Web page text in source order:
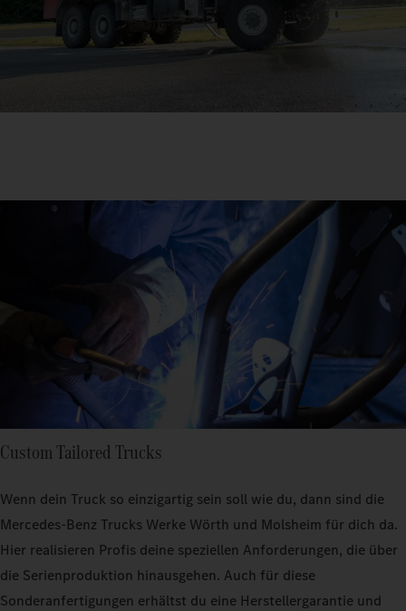
Custom Tailored Trucks
Wenn dein Truck so einzigartig sein soll wie du, dann sind die
Mercedes‑Benz Trucks Werke Wörth und Molsheim für dich da.
Hier realisieren Profis deine speziellen Anforderungen, die über
die Serienproduktion hinausgehen. Auch für diese
Sonderanfertigungen erhältst du eine Herstellergarantie und